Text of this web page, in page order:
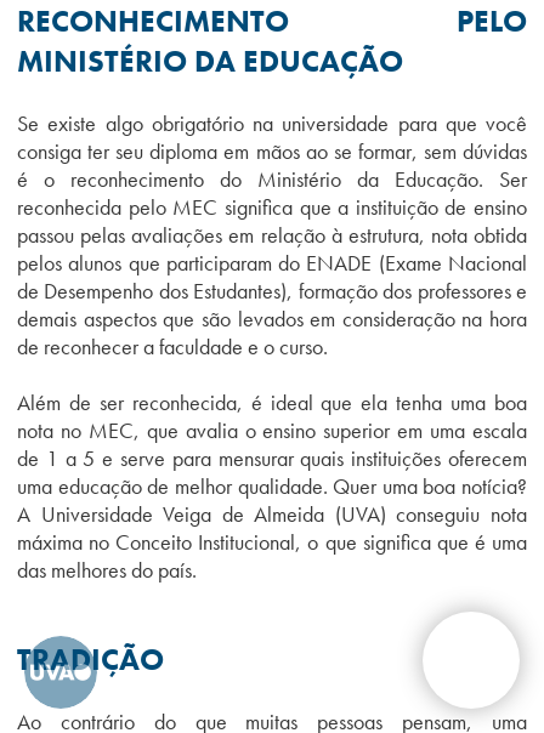
RECONHECIMENTO PELO
MINISTÉRIO DA EDUCAÇÃO
Se existe algo obrigatório na universidade para que você
consiga ter seu diploma em mãos ao se formar, sem dúvidas
é o reconhecimento do Ministério da Educação. Ser
reconhecida pelo MEC significa que a instituição de ensino
passou pelas avaliações em relação à estrutura, nota obtida
pelos alunos que participaram do ENADE (Exame Nacional
de Desempenho dos Estudantes), formação dos professores e
demais aspectos que são levados em consideração na hora
de reconhecer a faculdade e o curso.
Além de ser reconhecida, é ideal que ela tenha uma boa
nota no MEC, que avalia o ensino superior em uma escala
de 1 a 5 e serve para mensurar quais instituições oferecem
uma educação de melhor qualidade. Quer uma boa notícia?
A Universidade Veiga de Almeida (UVA) conseguiu nota
máxima no Conceito Institucional, o que significa que é uma
das melhores do país.
TRADIÇÃO
Ao contrário do que muitas pessoas pensam, uma